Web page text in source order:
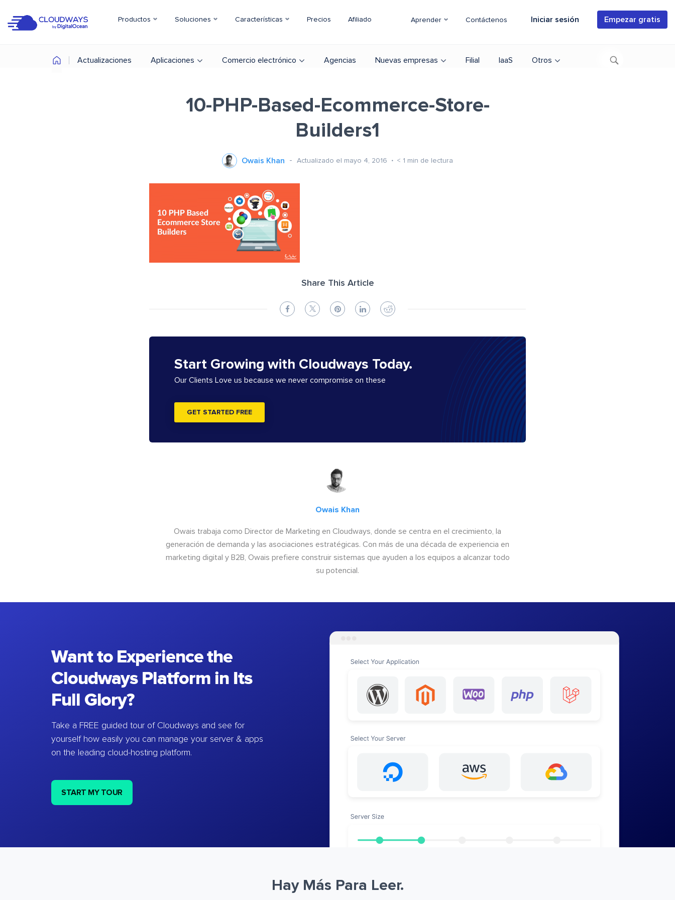
Productos Soluciones Características Precios Afiliado Aprender Contáctenos Iniciar sesión Empezar gratis
Actualizaciones Aplicaciones Comercio electrónico Agencias Nuevas empresas Filial IaaS Otros
10-PHP-Based-Ecommerce-Store-
Builders1
Owais Khan Actualizado el mayo 4, 2016 < 1 min de lectura
Share This Article
Start Growing with Cloudways Today.
Our Clients Love us because we never compromise on these
GET STARTED FREE
Owais Khan
Owais trabaja como Director de Marketing en Cloudways, donde se centra en el crecimiento, la
generación de demanda y las asociaciones estratégicas. Con más de una década de experiencia en
marketing digital y B2B, Owais prefiere construir sistemas que ayuden a los equipos a alcanzar todo
su potencial.
Want to Experience the
Cloudways Platform in Its
Full Glory?
Take a FREE guided tour of Cloudways and see for
yourself how easily you can manage your server & apps
on the leading cloud-hosting platform.
START MY TOUR
Hay Más Para Leer.